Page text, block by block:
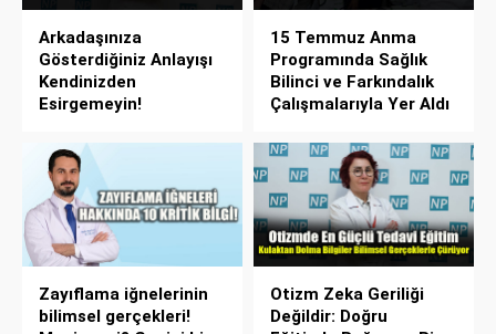
Arkadaşınıza
Gösterdiğiniz Anlayışı
Kendinizden
Esirgemeyin!
15 Temmuz Anma
Programında Sağlık
Bilinci ve Farkındalık
Çalışmalarıyla Yer Aldı
Zayıflama iğnelerinin
bilimsel gerçekleri!
Otizm Zeka Geriliği
Değildir: Doğru